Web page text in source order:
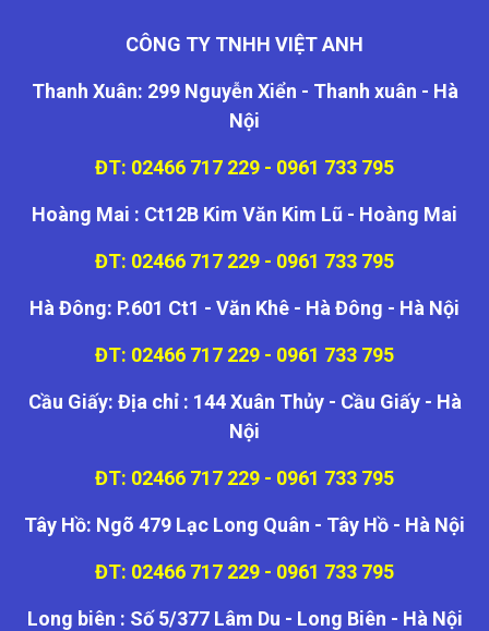
CÔNG TY TNHH VIỆT ANH
Thanh Xuân: 299 Nguyễn Xiển - Thanh xuân - Hà
Nội
ĐT: 02466 717 229 - 0961 733 795
Hoàng Mai : Ct12B Kim Văn Kim Lũ - Hoàng Mai
ĐT: 02466 717 229 - 0961 733 795
Hà Đông: P.601 Ct1 - Văn Khê - Hà Đông - Hà Nội
ĐT: 02466 717 229 - 0961 733 795
Cầu Giấy: Địa chỉ : 144 Xuân Thủy - Cầu Giấy - Hà
Nội
ĐT: 02466 717 229 - 0961 733 795
Tây Hồ: Ngõ 479 Lạc Long Quân - Tây Hồ - Hà Nội
ĐT: 02466 717 229 - 0961 733 795
Long biên : Số 5/377 Lâm Du - Long Biên - Hà Nội